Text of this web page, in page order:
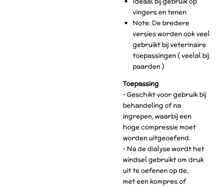
vingers en tenen
Note: De bredere
versies worden ook veel
gebruikt bij veterinaire
toepassingen ( veelal bij
paarden )
Toepassing
• Geschikt voor gebruik bij
behandeling of na
ingrepen, waarbij een
hoge compressie moet
worden uitgeoefend.
• Na de dialyse wordt het
windsel gebruikt om druk
uit te oefenen op de,
met een kompres of